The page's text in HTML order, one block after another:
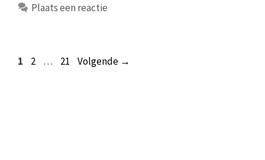
Plaats een reactie
Pagina
1 Pagina
2 … Pagina
21 Volgende →